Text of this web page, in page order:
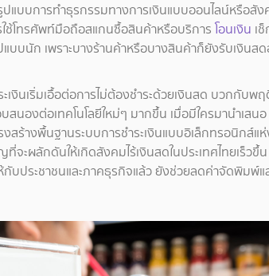
ปแบบการทำธุรกรรมทางการเงินแบบออนไลน์หรือสั
ช้โทรศัพท์มือถือสแกนซื้อสินค้าหรือบริการ โอนเงิน เ
บบนัก เพราะบางร้านค้าหรือบางสินค้าก็ยังรับเงินส
ะเงินเริ่มเอื้อต่อการไม่ต้องชำระด้วยเงินสด บวกกับ
สนองต่อเทคโนโลยีใหม่ๆ มากขึ้น เมื่อมีใครมานำเส
ร้างพื้นฐานระบบการชำระเงินแบบอิเล็กทรอนิกส์แ
จะผลักดันให้เกิดสังคมไร้เงินสดในประเทศไทยเร็วขึ้
กับประชาชนและภาคธุรกิจแล้ว ยังช่วยลดค่าจัดพิมพ์